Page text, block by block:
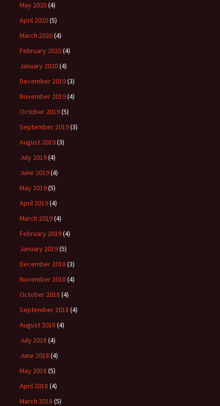
May 2020(4)
April 2020(5)
March 2020(4)
February 2020(4)
January 2020(4)
December 2019(3)
November 2019(4)
October 2019(5)
September 2019(3)
August 2019(3)
July 2019(4)
June 2019(4)
May 2019(5)
April 2019(4)
March 2019(4)
February 2019(4)
January 2019(5)
December 2018 (3)
November 2018 (4)
October 2018 (4)
September 2018 (4)
August 2018 (4)
July 2018 (4)
June 2018 (4)
May 2018 (5)
April 2018 (4)
March 2018 (5)